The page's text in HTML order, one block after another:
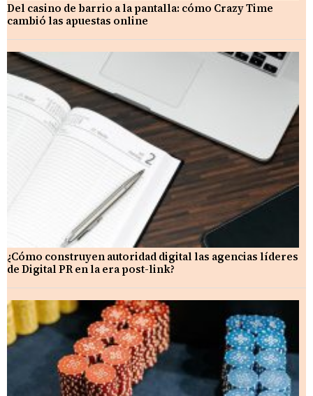
Del casino de barrio a la pantalla: cómo Crazy Time
cambió las apuestas online
¿Cómo construyen autoridad digital las agencias líderes
de Digital PR en la era post-link?